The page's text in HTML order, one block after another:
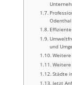
Odenthal
und
Städte
Jetzt